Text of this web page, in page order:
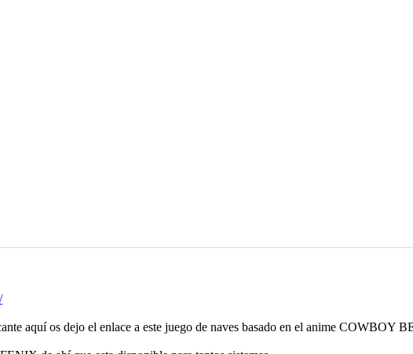
aquí os dejo el enlace a este juego de naves basado en el anime COWBOY